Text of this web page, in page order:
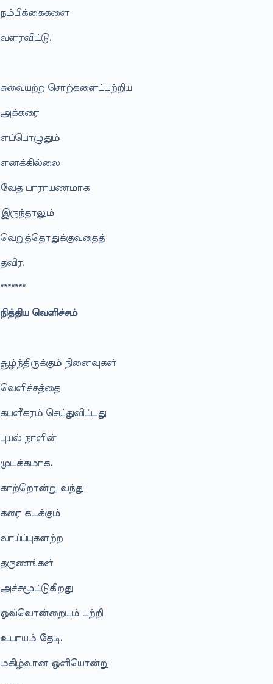
நம்பிக்கைகளை
வளரவிட்டு.
சுவையற்ற சொற்களைப்பற்றிய
அக்கரை
எப்பொழுதும்
எனக்கில்லை
வேத பாராயணமாக
இருந்தாலும்
வெறுத்தொதுக்குவதைத்
தவிர.
*******
நித்திய வெளிச்சம்
சூழ்ந்திருக்கும் நினைவுகள்
வெளிச்சத்தை
கபளீகரம் செய்துவிட்டது
புயல் நாளின்
முடக்கமாக.
காற்றொன்று வந்து
கரை கடக்கும்
வாய்ப்புகளற்ற
தருணங்கள்
அச்சமூட்டுகிறது
ஒவ்வொன்றையும் பற்றி
உபாயம் தேடி.
மகிழ்வான ஒளியொன்று